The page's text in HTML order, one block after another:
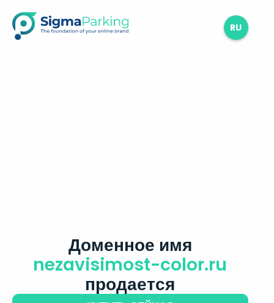
RU
Доменное имя
nezavisimost-color.ru
продается